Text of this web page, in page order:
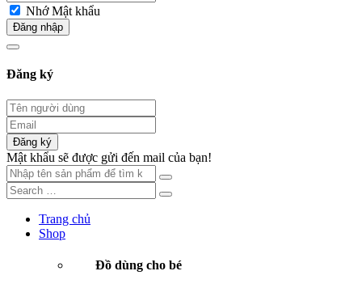
Nhớ Mật khẩu
Đăng nhập
Đăng ký
Đăng ký
Mật khẩu sẽ được gửi đến mail của bạn!
Trang chủ
Shop
Đồ dùng cho bé